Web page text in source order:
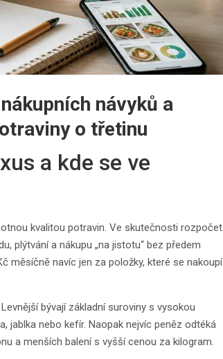
návyků a
o třetinu
a kde se ve
kvalitou potravin. Ve skutečnosti rozpočet
plýtvání a nákupu „na jistotu“ bez předem
měsíčně navíc jen za položky, které se nakoupí
bývají základní suroviny s vysokou
jablka nebo kefír. Naopak nejvíc peněz odtéká
a menších balení s vyšší cenou za kilogram.